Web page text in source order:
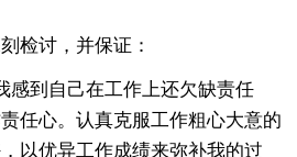
检讨，并保证：
感到自己在工作上还欠缺责任
任心。认真克服工作粗心大意的
以优异工作成绩来弥补我的过